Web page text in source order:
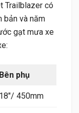
Trailblazer có
bản và năm
gạt mưa xe
Bên phụ
18″/ 450mm